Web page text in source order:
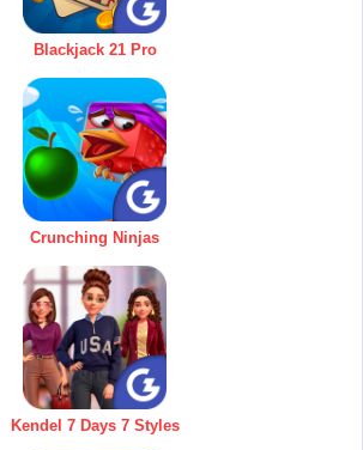
Blackjack 21 Pro
Crunching Ninjas
Kendel 7 Days 7 Styles